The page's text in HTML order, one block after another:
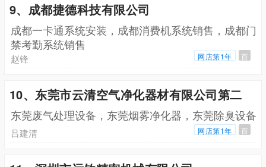
9、成都捷德科技有限公司
成都一卡通系统安装，成都消费机系统销售，成都门
禁考勤系统销售
赵锋 网店第1年 百
10、东莞市云清空气净化器材有限公司第二
东莞废气处理设备，东莞烟雾净化器，东莞除臭设备
吕建清 网店第1年 百